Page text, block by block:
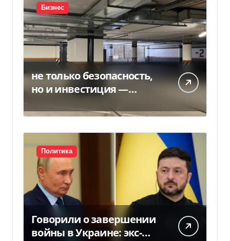
Бизнес
не только безопасность,
но и инвестиция —
Политика
Говорили о завершении
войны в Украине: экс-